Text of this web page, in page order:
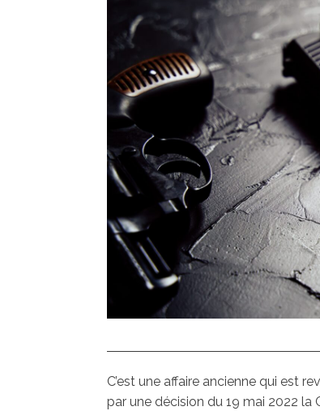
C’est une affaire ancienne qui est
par une décision du 19 mai 2022 la